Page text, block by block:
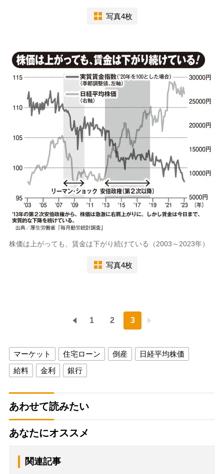
写真4枚
株価は上がっても、賃金は下がり続けている（2003～2023年）
写真4枚
1 2 3
マーケット 住宅ローン 倒産
日経平均株価
給料
金利 銀行
あわせて読みたい
あなたにオススメ
関連記事